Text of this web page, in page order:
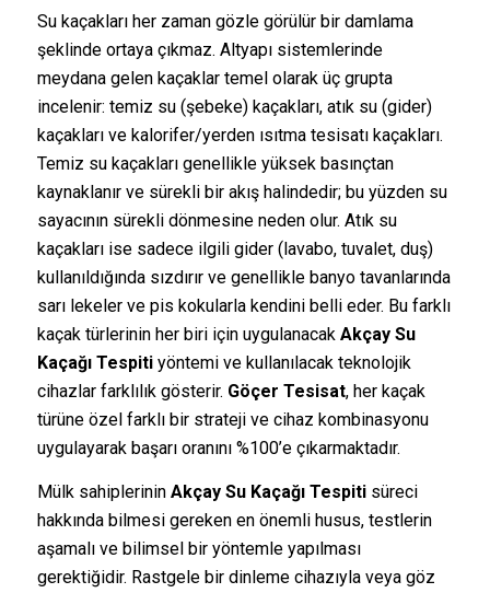
Su kaçakları her zaman gözle görülür bir damlama
şeklinde ortaya çıkmaz. Altyapı sistemlerinde
meydana gelen kaçaklar temel olarak üç grupta
incelenir: temiz su (şebeke) kaçakları, atık su (gider)
kaçakları ve kalorifer/yerden ısıtma tesisatı kaçakları.
Temiz su kaçakları genellikle yüksek basınçtan
kaynaklanır ve sürekli bir akış halindedir; bu yüzden su
sayacının sürekli dönmesine neden olur. Atık su
kaçakları ise sadece ilgili gider (lavabo, tuvalet, duş)
kullanıldığında sızdırır ve genellikle banyo tavanlarında
sarı lekeler ve pis kokularla kendini belli eder. Bu farklı
kaçak türlerinin her biri için uygulanacak Akçay Su
Kaçağı Tespitiyöntemi ve kullanılacak teknolojik
cihazlar farklılık gösterir. Göçer Tesisat, her kaçak
türüne özel farklı bir strateji ve cihaz kombinasyonu
uygulayarak başarı oranını %100’e çıkarmaktadır.
Mülk sahiplerinin Akçay Su Kaçağı Tespitisüreci
hakkında bilmesi gereken en önemli husus, testlerin
aşamalı ve bilimsel bir yöntemle yapılması
gerektiğidir. Rastgele bir dinleme cihazıyla veya göz